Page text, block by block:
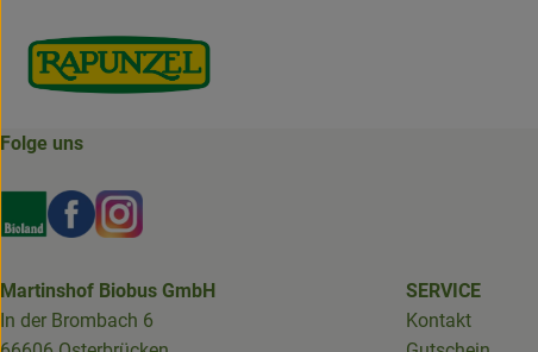
Folge uns
Externer Link zu https://www.bioland.de/verbraucher
Externer Link zu https://www.facebook.com/
Externer Link zu https://www.instagram.com/
Martinshof Biobus GmbH
In der Brombach 6
SERVICE
Kontakt